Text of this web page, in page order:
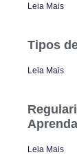
Leia Mais
Tipos
Leia Mais
Leia Mais